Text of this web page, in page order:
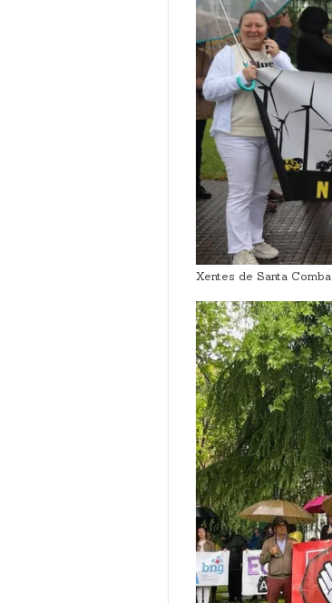
Xentes de Santa Comba